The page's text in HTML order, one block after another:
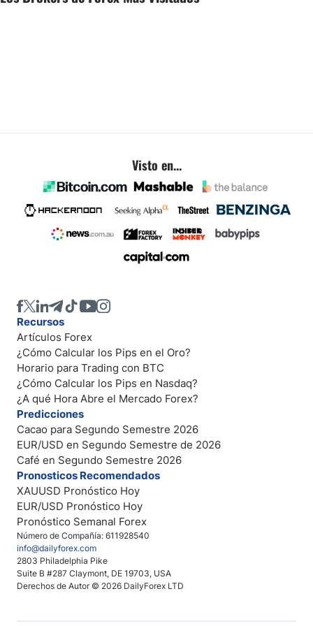
Visto en...
Número de Compañía: 611928540
info@dailyforex.com
2803 Philadelphia Pike
Suite B #287 Claymont, DE 19703, USA
Derechos de Autor © 2026 DailyForex LTD
Recursos
Artículos Forex
¿Cómo Calcular los Pips en el Oro?
Horario para Trading con BTC
¿Cómo Calcular los Pips en Nasdaq?
¿A qué Hora Abre el Mercado Forex?
Predicciones
Cacao para Segundo Semestre 2026
EUR/USD en Segundo Semestre de 2026
Café en Segundo Semestre 2026
Pronosticos Recomendados
XAUUSD Pronóstico Hoy
EUR/USD Pronóstico Hoy
Pronóstico Semanal Forex